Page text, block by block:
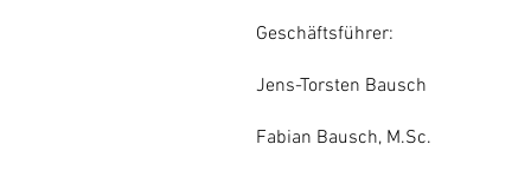
Geschäftsführer:
Jens-Torsten Bausch
Fabian Bausch, M.Sc.